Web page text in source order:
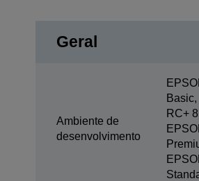
Geral
Ambiente de
desenvolvimento
RC+